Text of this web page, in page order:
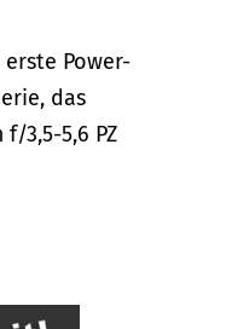
Power-
das
f/3,5-5,6 PZ